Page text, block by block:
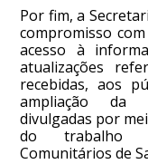
Por fim, a
compromisso
acesso à
atualizações
recebidas, aos
ampliação da
divulgadas por
do trabalho
Comunitários de